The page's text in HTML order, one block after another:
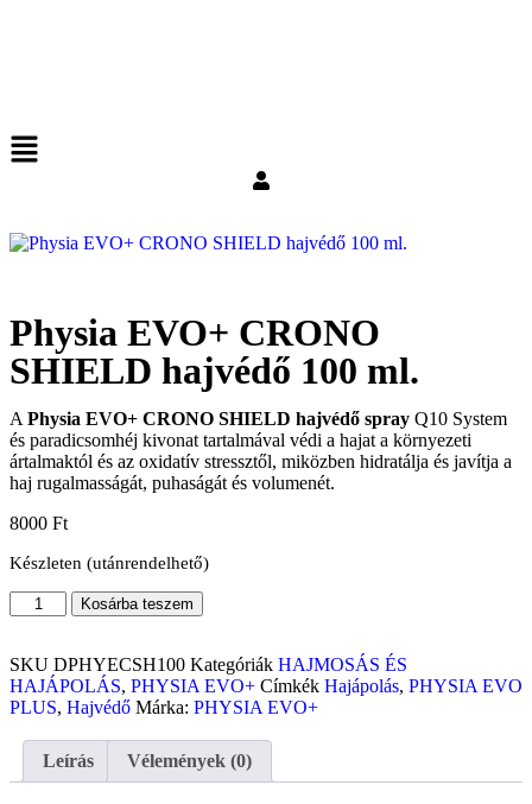
Physia EVO+ CRONO
SHIELD hajvédő 100 ml.
A Physia EVO+ CRONO SHIELD hajvédő spray Q10 System
és paradicsomhéj kivonat tartalmával védi a hajat a környezeti
ártalmaktól és az oxidatív stressztől, miközben hidratálja és javítja a
haj rugalmasságát, puhaságát és volumenét.
8000 Ft
Készleten (utánrendelhető)
Kosárba teszem
SKU DPHYECSH100 Kategóriák HAJMOSÁS ÉS
HAJÁPOLÁS, PHYSIA EVO+ Címkék Hajápolás, PHYSIA EVO
PLUS, Hajvédő Márka: PHYSIA EVO+
Leírás Vélemények (0)